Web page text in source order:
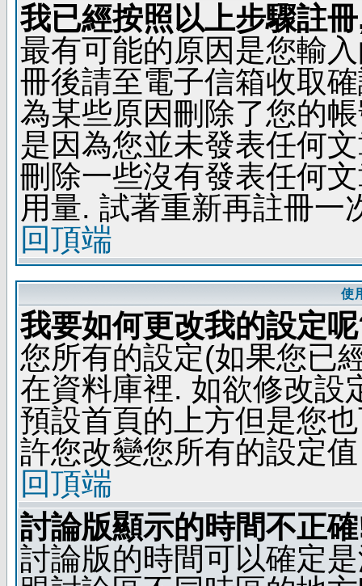
我已經按照以上步驟註
最有可能的原因是您輸
冊後請至電子信箱收取
為某些原因刪除了您的
是因為您並未發表任何
刪除一些沒有發表任何
用量. 試著重新再註冊一
回頂端
使
我要如何更改我的設定
您所有的設定(如果您已
在資料庫裡. 如欲修改設
預設首頁的上方但是您
許您改變您所有的設定值
回頂端
討論版顯示的時間不正
討論版的時間可以確定